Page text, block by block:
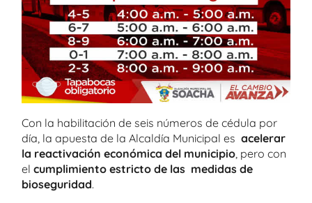
Con la habilitación de seis números de cédula por
día, la apuesta de la Alcaldía Municipal es acelerar
la reactivación económica del municipio , pero con
el cumplimiento estricto de las medidas de
bioseguridad.